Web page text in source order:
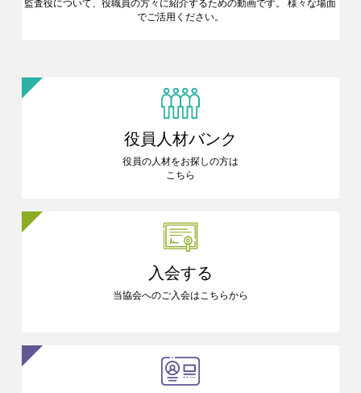
監査役について、役職員の方々に紹介するための動画です。
様々な場面
でご活用ください。
役員人材バンク
役員の人材をお探しの方は
こちら
入会する
当協会へのご入会はこちらから